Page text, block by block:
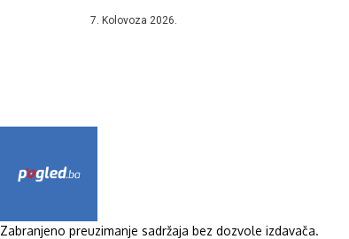
7. Kolovoza 2026.
Zabranjeno preuzimanje sadržaja bez dozvole izdavača.